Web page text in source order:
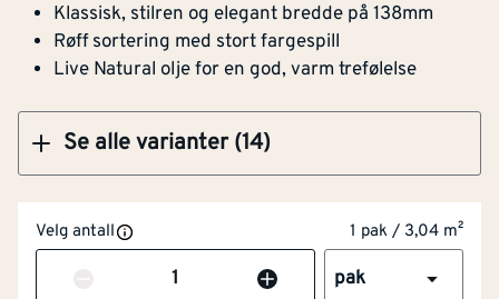
Klassisk, stilren og elegant bredde på 138mm
Røff sortering med stort fargespill
Live Natural olje for en god, varm trefølelse
Se alle varianter (14)
Kjøp
Velg antall 1 pak / 3,04 m²
Antall pak
Bredde [mm] 138
Tykkelse [mm] 14
Lengde (mm) [mm] 2200
Tykkelse slitesjikt [mm] 3.5